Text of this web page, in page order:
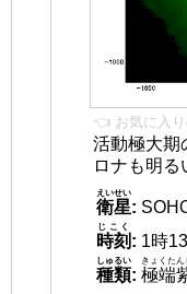
👈 お気に入り
活動極大期
ロナも明る
衛星
えいせい
:
時刻
じこく
: 1時
種類
しゅるい
: 極端
きょくた